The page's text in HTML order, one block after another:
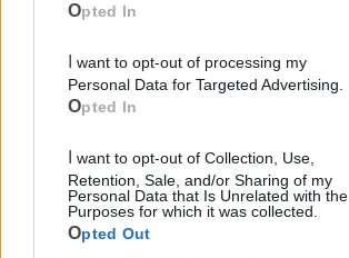
Opted In
Personal Data for Targeted Advertising.
Opted In
Retention, Sale, and/or Sharing of my
Personal Data that Is Unrelated with the
Purposes for which it was collected.
Opted Out